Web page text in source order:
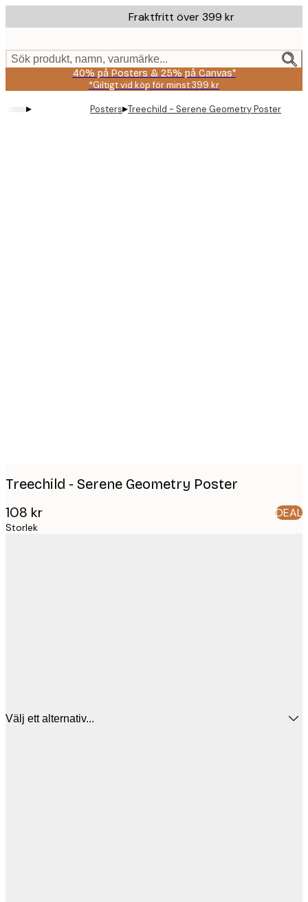
to
content.
Fraktfritt över 399 kr
Sök produkt, namn, varumärke...
40% på Posters & 25% på Canvas*
*Giltigt vid köp för minst 399 kr
▸ Posters▸Treechild - Serene Geometry Poster
Treechild - Serene Geometry Poster
108 kr DEAL
Storlek
Välj ett alternativ...